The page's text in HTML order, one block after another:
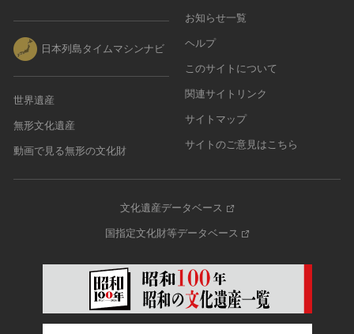
日本列島タイムマシンナビ
世界遺産
無形文化遺産
動画で見る無形の文化財
お知らせ一覧
ヘルプ
このサイトについて
関連サイトリンク
サイトマップ
サイトのご意見はこちら
文化遺産データベース
国指定文化財等データベース